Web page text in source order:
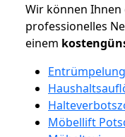
Wir können
professionelles
einem
Entrümpelung
Möbellift